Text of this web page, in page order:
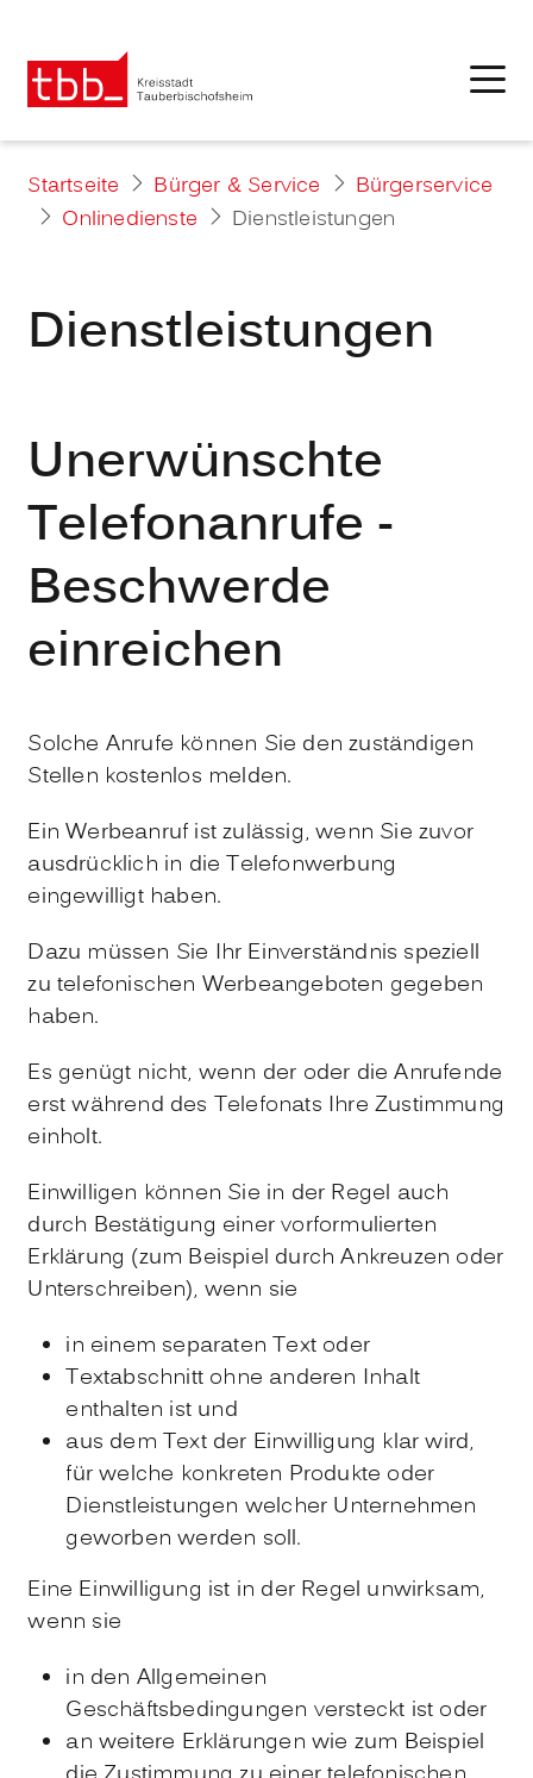
Startseite Bürger & Service
Bürgerservice
Onlinedienste
Dienstleistungen
Dienstleistungen
Unerwünschte
Telefonanrufe -
Beschwerde
einreichen
Solche Anrufe können Sie den zuständigen
Stellen kostenlos melden.
Ein Werbeanruf ist zulässig, wenn Sie zuvor
ausdrücklich in die Telefonwerbung
eingewilligt haben.
Dazu müssen Sie Ihr Einverständnis speziell
zu telefonischen Werbeangeboten gegeben
haben.
Es genügt nicht, wenn der oder die Anrufende
erst während des Telefonats Ihre Zustimmung
einholt.
Einwilligen können Sie in der Regel auch
durch Bestätigung einer vorformulierten
Erklärung (zum Beispiel durch Ankreuzen oder
Unterschreiben), wenn sie
in einem separaten Text oder
Textabschnitt ohne anderen Inhalt
enthalten ist und
aus dem Text der Einwilligung klar wird,
für welche konkreten Produkte oder
Dienstleistungen welcher Unternehmen
geworben werden soll.
Eine Einwilligung ist in der Regel unwirksam,
wenn sie
in den Allgemeinen
Geschäftsbedingungen versteckt ist oder
an weitere Erklärungen wie zum Beispiel